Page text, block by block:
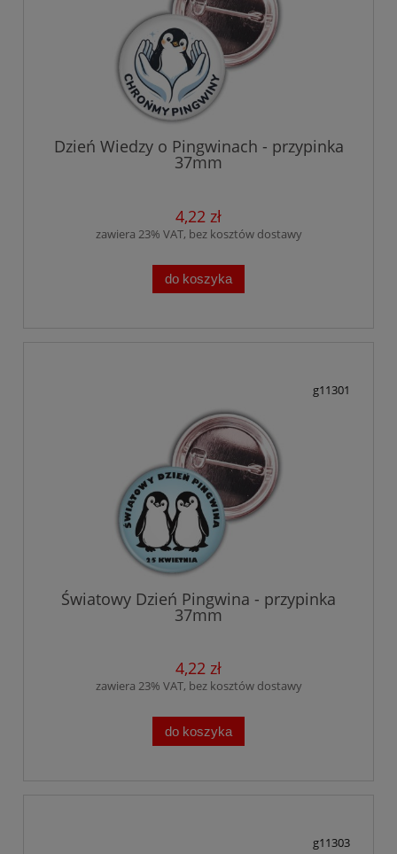
Dzień Wiedzy o Pingwinach - przypinka
37mm
4,22 zł
zawiera 23% VAT, bez kosztów dostawy
do koszyka
g11301
Światowy Dzień Pingwina - przypinka
37mm
4,22 zł
zawiera 23% VAT, bez kosztów dostawy
do koszyka
g11303